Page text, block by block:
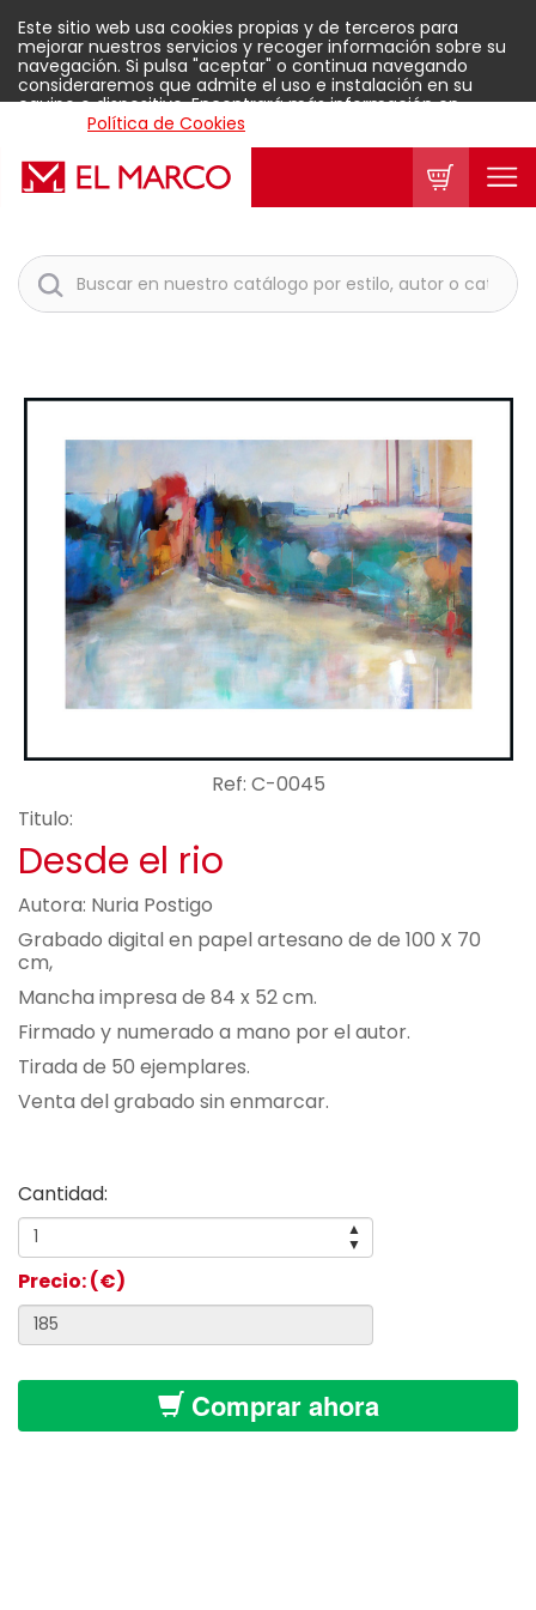
Este sitio web usa cookies propias y de terceros para
mejorar nuestros servicios y recoger información sobre su
navegación. Si pulsa "aceptar" o continua navegando
consideraremos que admite el uso e instalación en su
equipo o dispositivo. Encontrará más información en
Política de Cookies
Aceptar
Ref: C-0045
Titulo:
Desde el rio
Autora: Nuria Postigo
Grabado digital en papel artesano de de 100 X 70
cm,
Mancha impresa de 84 x 52 cm.
Firmado y numerado a mano por el autor.
Tirada de 50 ejemplares.
Venta del grabado sin enmarcar.
Cantidad:
▲
▼
Precio: (€)
Comprar ahora